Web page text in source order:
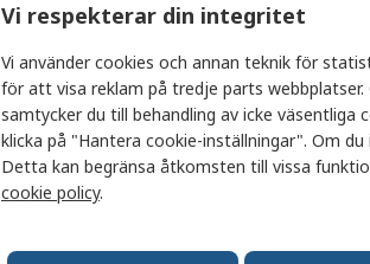
Tillfälligt slut
Schneider Electric
kondensator 68
RS-artikelnummer288-
Tillv. art.nr
Vi respekterar din integritet
Vi använder cookies och annan teknik för
för att visa reklam på tredje parts
samtycker du till behandling av icke
klicka på "Hantera cookie-inställningar". Om
Detta kan begränsa åtkomsten till vissa
cookie policy.